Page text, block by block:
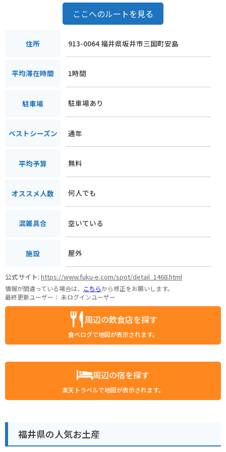
ここへのルートを見る
住所 913-0064 福井県坂井市三国町安島
平均滞在時間 1時間
駐車場 駐車場あり
ベストシーズン 通年
平均予算 無料
オススメ人数 何人でも
混雑具合 空いている
施設 屋外
公式サイト:https://www.fuku-e.com/spot/detail_1468.html
情報が間違っている場合は、 こちらから修正をお願いします。
最終更新ユーザー： 未ログインユーザー
周辺の飲食店を探す
食べログで地図が表示されます。
周辺の宿を探す
楽天トラベルで地図が表示されます。
福井県の人気お土産